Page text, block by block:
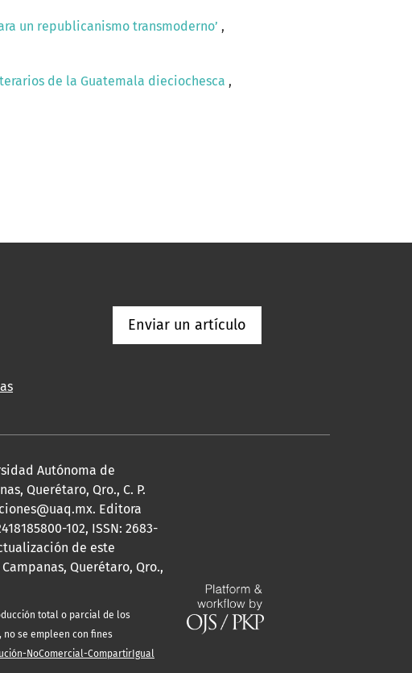
un republicanismo transmoderno’ ,
de la Guatemala dieciochesca ,
Enviar un artículo
Autónoma de
Querétaro, Qro., C. P.
Editora
102, ISSN: 2683-
de este
Querétaro, Qro.,
total o parcial de los
se empleen con fines
NoComercial-CompartirIgual